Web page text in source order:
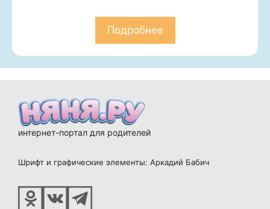
Подробнее
интернет-портал для родителей
Шрифт и графические элементы: Аркадий Бабич